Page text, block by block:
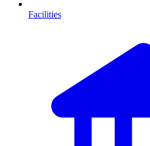
Facilities